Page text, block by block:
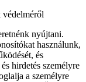
védelméről
nyújtani.
használunk,
és
hirdetés személyre
a személyre